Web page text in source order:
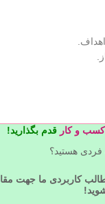
قدم بگذارید!
فردی هستید؟